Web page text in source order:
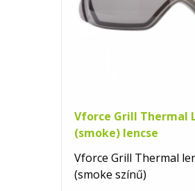
Vforce Grill Thermal
(smoke) lencse
Vforce Grill Thermal
(smoke színű)